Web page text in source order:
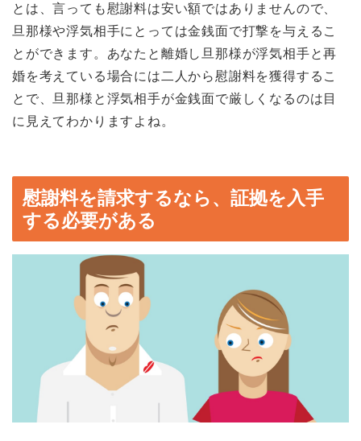
とは、言っても慰謝料は安い額ではありませんので、
旦那様や浮気相手にとっては金銭面で打撃を与えるこ
とができます。あなたと離婚し旦那様が浮気相手と再
婚を考えている場合には二人から慰謝料を獲得するこ
とで、旦那様と浮気相手が金銭面で厳しくなるのは目
に見えてわかりますよね。
慰謝料を請求するなら、証拠を入手
する必要がある